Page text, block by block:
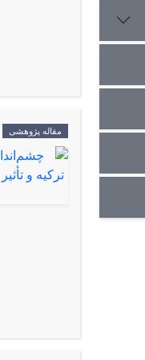
مقاله پژوهشی